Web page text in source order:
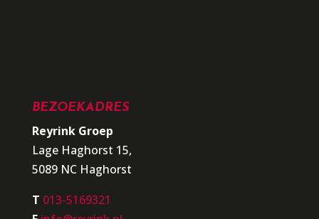
BEZOEKADRES
Reyrink Groep
Lage Haghorst 15,
5089 NC Haghorst
T 013-5169321